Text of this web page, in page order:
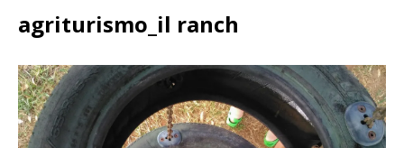
agriturismo_il ranch